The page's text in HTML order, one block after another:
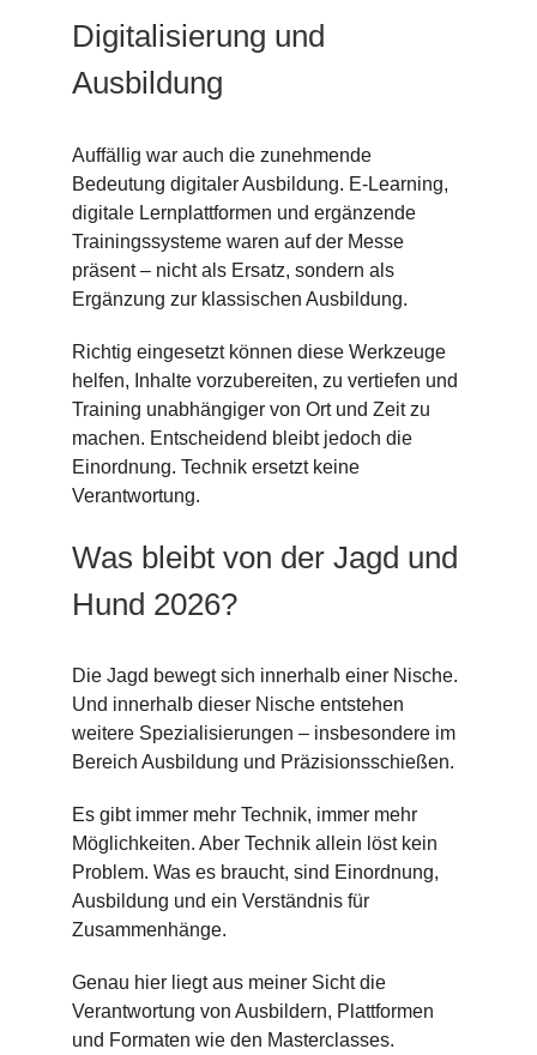
Digitalisierung und
Ausbildung
Auffällig war auch die zunehmende
Bedeutung digitaler Ausbildung. E-Learning,
digitale Lernplattformen und ergänzende
Trainingssysteme waren auf der Messe
präsent – nicht als Ersatz, sondern als
Ergänzung zur klassischen Ausbildung.
Richtig eingesetzt können diese Werkzeuge
helfen, Inhalte vorzubereiten, zu vertiefen und
Training unabhängiger von Ort und Zeit zu
machen. Entscheidend bleibt jedoch die
Einordnung. Technik ersetzt keine
Verantwortung.
Was bleibt von der Jagd und
Hund 2026?
Die Jagd bewegt sich innerhalb einer Nische.
Und innerhalb dieser Nische entstehen
weitere Spezialisierungen – insbesondere im
Bereich Ausbildung und Präzisionsschießen.
Es gibt immer mehr Technik, immer mehr
Möglichkeiten. Aber Technik allein löst kein
Problem. Was es braucht, sind Einordnung,
Ausbildung und ein Verständnis für
Zusammenhänge.
Genau hier liegt aus meiner Sicht die
Verantwortung von Ausbildern, Plattformen
und Formaten wie den Masterclasses.